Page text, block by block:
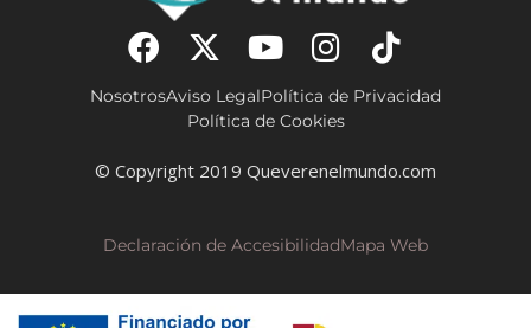
NosotrosAviso LegalPolítica de Privacidad
Política de Cookies
© Copyright 2019 Queverenelmundo.com
Declaración de AccesibilidadMapa Web